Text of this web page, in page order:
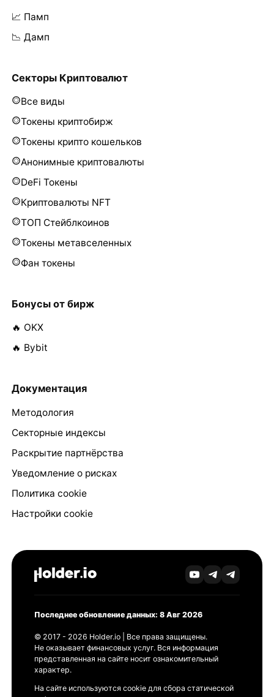
📈 Памп
📉 Дамп
Секторы Криптовалют
Все виды
Токены криптобирж
Токены крипто кошельков
Анонимные криптовалюты
DeFi Токены
Криптовалюты NFT
ТОП Стейблкоинов
Токены метавселенных
Фан токены
Бонусы от бирж
🔥 OKX
🔥 Bybit
Документация
Методология
Секторные индексы
Раскрытие партнёрства
Уведомление о рисках
Политика cookie
Настройки cookie
Последнее обновление данных: 8 Авг 2026
© 2017 - 2026 Holder.io | Все права защищены.
Не оказывает финансовых услуг. Вся информация
представленная на сайте носит ознакомительный
характер.
На сайте используются cookie для сбора статической